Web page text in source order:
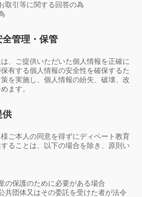
取引等に関する回答の為
全管理・保管
、ご提供いただいた個人情報を正確に
有する個人情報の安全性を確保するた
を実施し、個人情報の紛失、破壊、改
ます。
供
ご本人の同意を得ずにディベート教育
ることは、以下の場合を除き、原則い
の保護のために必要がある場合
共団体又はその委託を受けた者が法令